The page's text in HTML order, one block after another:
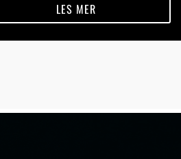
LES MER